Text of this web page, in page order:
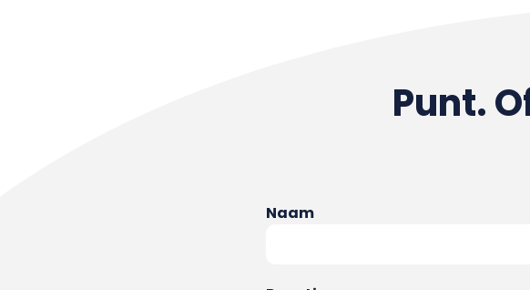
Punt.
Naam